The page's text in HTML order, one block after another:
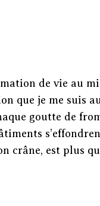
de vie au
que je me suis
goutte de
crâne, est plus